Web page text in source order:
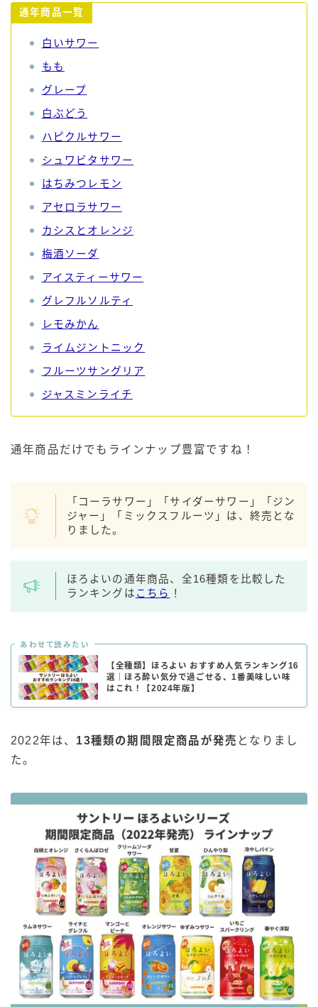
通年商品一覧
白いサワー
もも
グレープ
白ぶどう
ハピクルサワー
シュワビタサワー
はちみつレモン
アセロラサワー
カシスとオレンジ
梅酒ソーダ
アイスティーサワー
グレフルソルティ
レモみかん
ライムジントニック
フルーツサングリア
ジャスミンライチ
通年商品だけでもラインナップ豊富ですね！
「コーラサワー」「サイダーサワー」「ジン
ジャー」「ミックスフルーツ」は、終売とな
りました。
ほろよいの通年商品、全16種類を比較した
ランキングは こちら ！
あわせて読みたい
【全種類】ほろよい おすすめ人気ランキング16
選｜ほろ酔い気分で過ごせる、1番美味しい味
はこれ！【2024年版】
2022年は、 13種類の期間限定商品が発売 となりまし
た。